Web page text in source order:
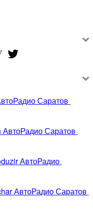
Саратов
АвтоРадио Саратов
АвтоРадио
АвтоРадио Саратов